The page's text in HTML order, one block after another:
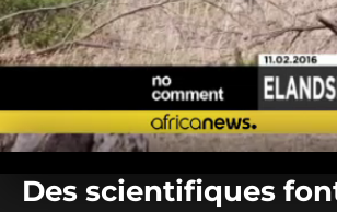
seconds
Des scientifiques